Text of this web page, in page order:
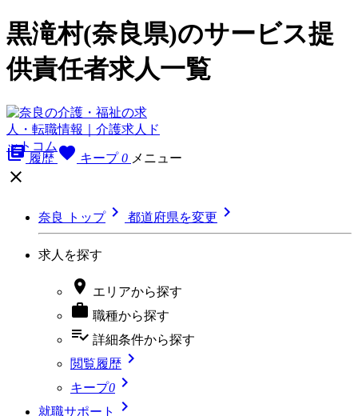
黒滝村(奈良県)のサービス提
供責任者求人一覧
library_books 履歴 favorite キープ 0 メニュー

奈良 トップ 都道府県を変更 
求人を探す
 エリアから探す
 職種から探す
playlist_add_check 詳細条件から探す
閲覧履歴 
キープ0 
就職サポート 